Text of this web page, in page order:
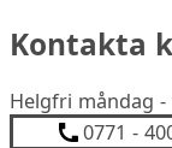
Kontakta
Helgfri måndag -
0771 -